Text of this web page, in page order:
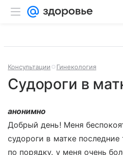
Консультации Гинекология
Судороги в
анонимно
Добрый день! Меня
судороги в матке
по порядку. у меня очень